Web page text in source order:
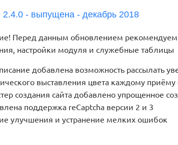
2.4.0 - выпущена - декабрь 2018
Перед данным обновлением рекомендуем
настройки модуля и служебные таблицы
добавлена возможность рассылать
выставления цвета каждому
создания сайта добавлено упрощенное
поддержка reCaptcha версии 2 и 3
улучшения и устранение мелких ошибок